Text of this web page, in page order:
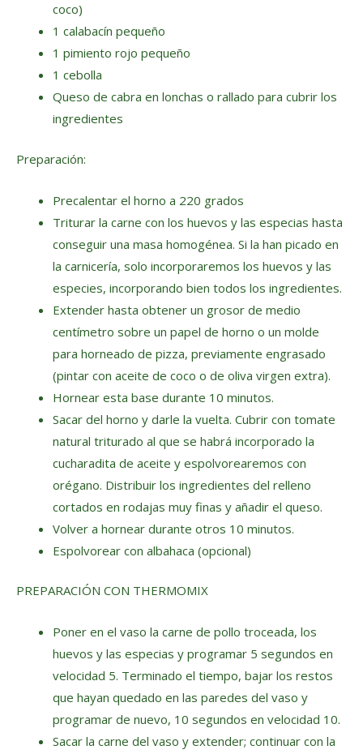
coco)
1 calabacín pequeño
1 pimiento rojo pequeño
1 cebolla
Queso de cabra en lonchas o rallado para cubrir los
ingredientes
Preparación:
Precalentar el horno a 220 grados
Triturar la carne con los huevos y las especias hasta
conseguir una masa homogénea. Si la han picado en
la carnicería, solo incorporaremos los huevos y las
especies, incorporando bien todos los ingredientes.
Extender hasta obtener un grosor de medio
centímetro sobre un papel de horno o un molde
para horneado de pizza, previamente engrasado
(pintar con aceite de coco o de oliva virgen extra).
Hornear esta base durante 10 minutos.
Sacar del horno y darle la vuelta. Cubrir con tomate
natural triturado al que se habrá incorporado la
cucharadita de aceite y espolvorearemos con
orégano. Distribuir los ingredientes del relleno
cortados en rodajas muy finas y añadir el queso.
Volver a hornear durante otros 10 minutos.
Espolvorear con albahaca (opcional)
PREPARACIÓN CON THERMOMIX
Poner en el vaso la carne de pollo troceada, los
huevos y las especias y programar 5 segundos en
velocidad 5. Terminado el tiempo, bajar los restos
que hayan quedado en las paredes del vaso y
programar de nuevo, 10 segundos en velocidad 10.
Sacar la carne del vaso y extender; continuar con la